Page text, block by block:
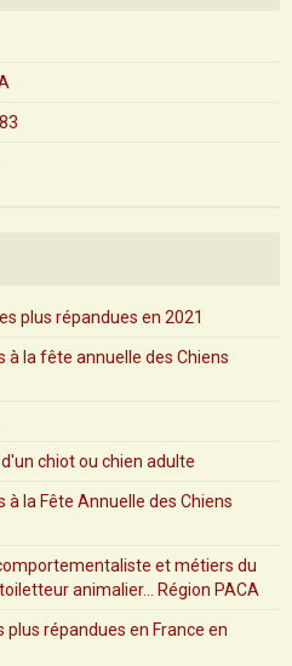
plus répandues en 2021
à la fête annuelle des Chiens
chiot ou chien adulte
à la Fête Annuelle des Chiens
et métiers du
animalier... Région PACA
plus répandues en France en